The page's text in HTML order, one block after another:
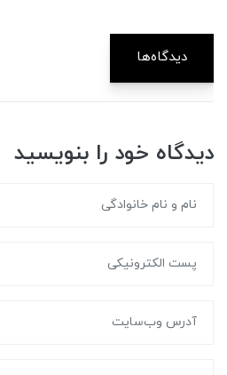
دیدگاه‌ها
دیدگاه خود را بنویسید